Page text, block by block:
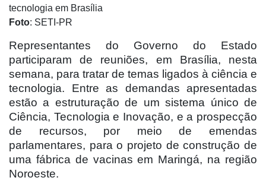
tecnologia em Brasília
Foto: SETI-PR
Representantes do Governo do Estado
participaram de reuniões, em Brasília, nesta
semana, para tratar de temas ligados à ciência e
tecnologia. Entre as demandas apresentadas
estão a estruturação de um sistema único de
Ciência, Tecnologia e Inovação, e a prospecção
de recursos, por meio de emendas
parlamentares, para o projeto de construção de
uma fábrica de vacinas em Maringá, na região
Noroeste.